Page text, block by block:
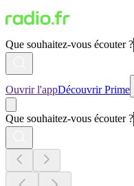
Que souhaitez-vous écouter ?
Ouvrir l'appDécouvrir Prime
Que souhaitez-vous écouter ?